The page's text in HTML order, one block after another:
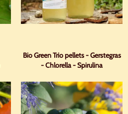
Bio Green Trio pellets - Gerstegras
- Chlorella - Spirulina